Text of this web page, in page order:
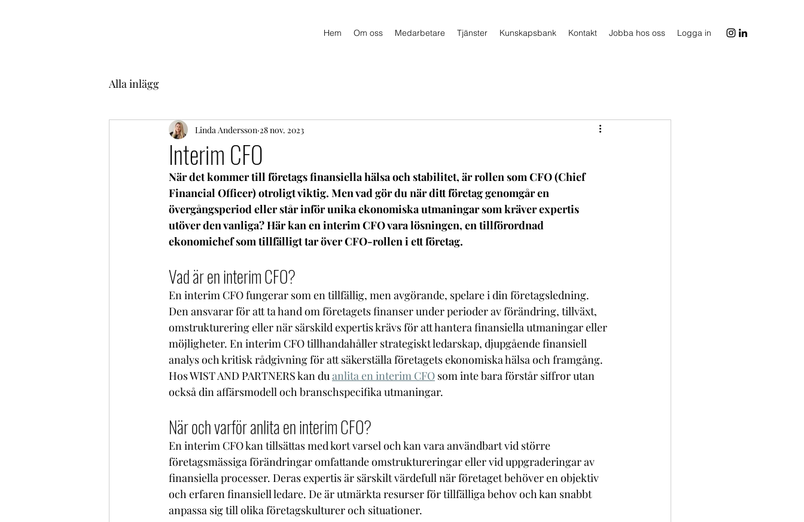
Hem Om oss Medarbetare Tjänster Kunskapsbank Kontakt Jobba hos oss Logga in
Alla inlägg
Interim CFO
Linda Andersson 28 nov. 2023
När det kommer till företags finansiella hälsa och stabilitet, är rollen som CFO (Chief
Financial Officer) otroligt viktig. Men vad gör du när ditt företag genomgår en
övergångsperiod eller står inför unika ekonomiska utmaningar som kräver expertis
utöver den vanliga? Här kan en interim CFO vara lösningen, en tillförordnad
ekonomichef som tillfälligt tar över CFO-rollen i ett företag.
Vad är en interim CFO?
En interim CFO fungerar som en tillfällig, men avgörande, spelare i din företagsledning.
Den ansvarar för att ta hand om företagets finanser under perioder av förändring, tillväxt,
omstrukturering eller när särskild expertis krävs för att hantera finansiella utmaningar eller
möjligheter. En interim CFO tillhandahåller strategiskt ledarskap, djupgående finansiell
analys och kritisk rådgivning för att säkerställa företagets ekonomiska hälsa och framgång.
Hos WIST AND PARTNERS kan du anlita en interim CFO som inte bara förstår siffror utan
också din affärsmodell och branschspecifika utmaningar.
När och varför anlita en interim CFO?
En interim CFO kan tillsättas med kort varsel och kan vara användbart vid större
företagsmässiga förändringar omfattande omstruktureringar eller vid uppgraderingar av
finansiella processer. Deras expertis är särskilt värdefull när företaget behöver en objektiv
och erfaren finansiell ledare. De är utmärkta resurser för tillfälliga behov och kan snabbt
anpassa sig till olika företagskulturer och situationer.